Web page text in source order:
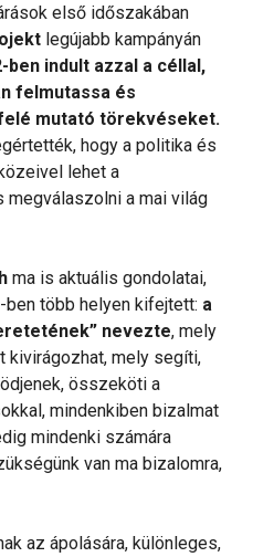
első időszakában
legújabb kampányán
ben indult azzal a céllal,
felmutassa és
mutató törekvéseket.
hogy a politika és
lehet a
megválaszolni a mai világ
ma is aktuális gondolatai,
több helyen kifejtett: a
nevezte, mely
kivirágozhat, mely segíti,
összeköti a
mindenkiben bizalmat
mindenki számára
van ma bizalomra,
az ápolására, különleges,